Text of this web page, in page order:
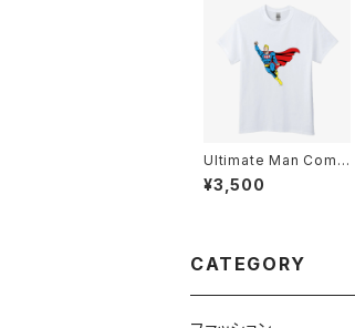
Ultimate Man Comic
s T-Shirt White
¥3,500
CATEGORY